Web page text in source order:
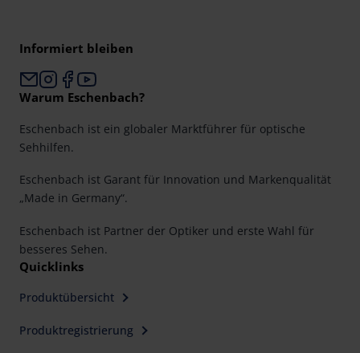
Informiert bleiben
Warum Eschenbach?
Eschenbach ist ein globaler Marktführer für optische
Sehhilfen.
Eschenbach ist Garant für Innovation und Markenqualität
„Made in Germany“.
Eschenbach ist Partner der Optiker und erste Wahl für
besseres Sehen.
Quicklinks
Produktübersicht
Produktregistrierung